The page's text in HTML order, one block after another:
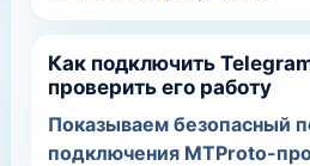
Как подключить
проверить его работу
Показываем безопасный
подключения MTProto-